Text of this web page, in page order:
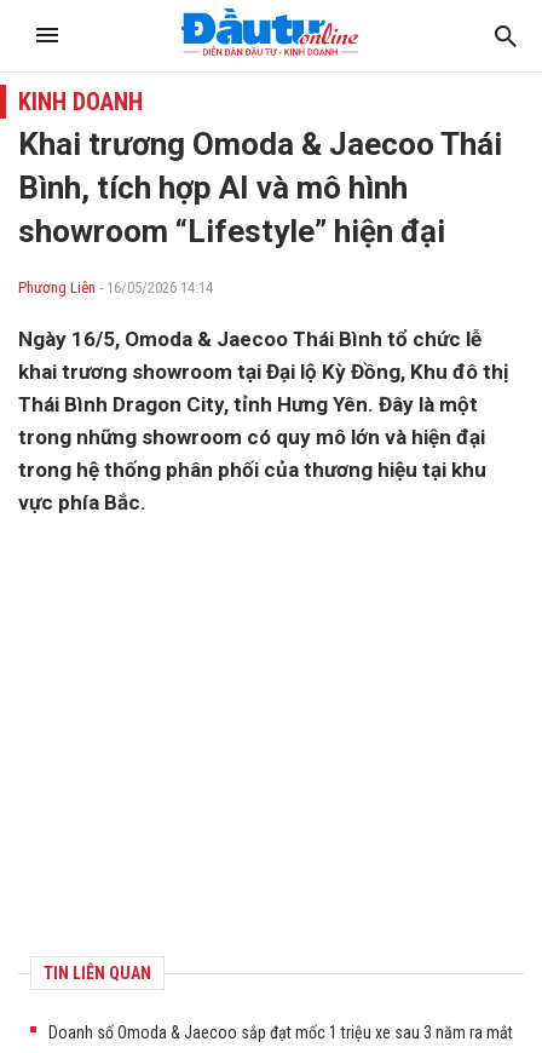
KINH DOANH
Khai trương Omoda & Jaecoo Thái
Bình, tích hợp AI và mô hình
showroom “Lifestyle” hiện đại
Phương Liên - 16/05/2026 14:14
Ngày 16/5, Omoda & Jaecoo Thái Bình tổ chức lễ
khai trương showroom tại Đại lộ Kỳ Đồng, Khu đô thị
Thái Bình Dragon City, tỉnh Hưng Yên. Đây là một
trong những showroom có quy mô lớn và hiện đại
trong hệ thống phân phối của thương hiệu tại khu
vực phía Bắc.
TIN LIÊN QUAN
Doanh số Omoda & Jaecoo sắp đạt mốc 1 triệu xe sau 3 năm ra mắt